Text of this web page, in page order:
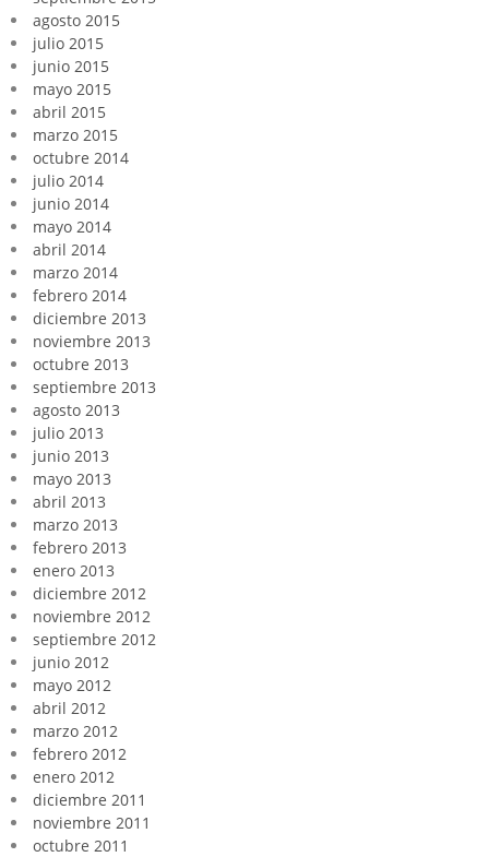
agosto 2015
julio 2015
junio 2015
mayo 2015
abril 2015
marzo 2015
octubre 2014
julio 2014
junio 2014
mayo 2014
abril 2014
marzo 2014
febrero 2014
diciembre 2013
noviembre 2013
octubre 2013
septiembre 2013
agosto 2013
julio 2013
junio 2013
mayo 2013
abril 2013
marzo 2013
febrero 2013
enero 2013
diciembre 2012
noviembre 2012
septiembre 2012
junio 2012
mayo 2012
abril 2012
marzo 2012
febrero 2012
enero 2012
diciembre 2011
noviembre 2011
octubre 2011